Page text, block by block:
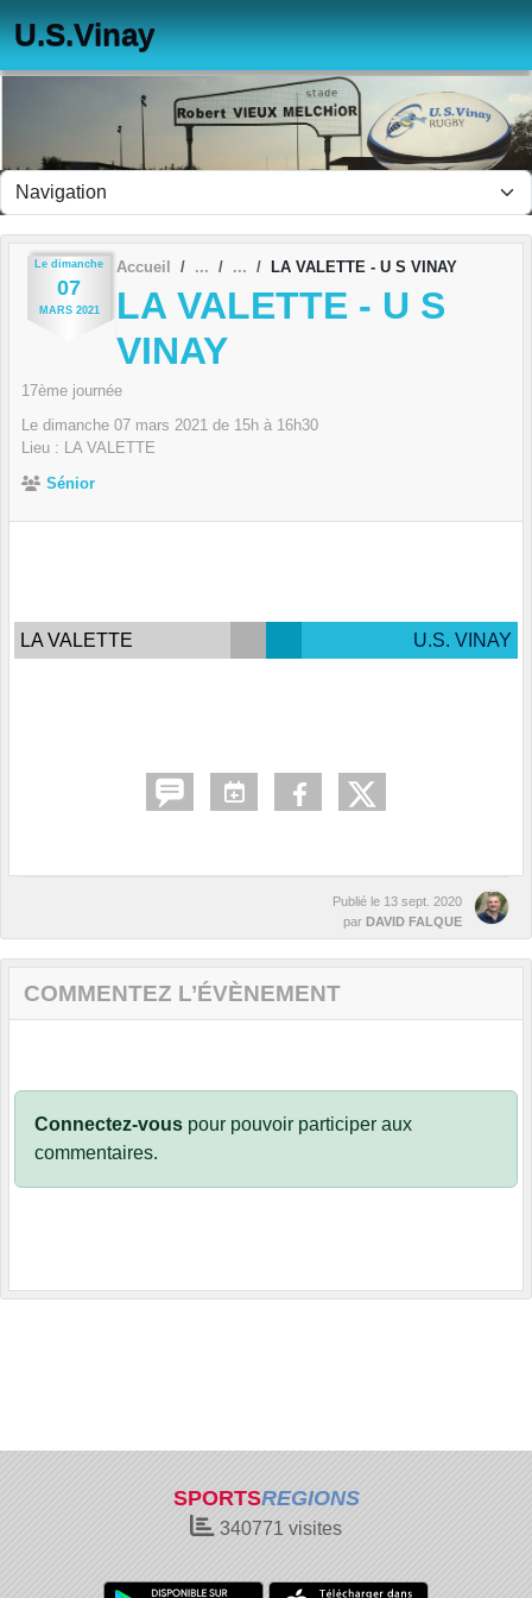
U.S.Vinay
Le dimanche
07
MARS 2021
Accueil LA VALETTE - U S VINAY
LA VALETTE - U S
VINAY
17ème journée
Le dimanche 07 mars 2021 de 15h à 16h30
Lieu : LA VALETTE
Sénior
LA VALETTE U.S. VINAY
Publié le 13 sept. 2020
par DAVID FALQUE
COMMENTEZ L’ÉVÈNEMENT
Connectez-vous pour pouvoir participer aux
commentaires.
SPORTSREGIONS
340771 visites